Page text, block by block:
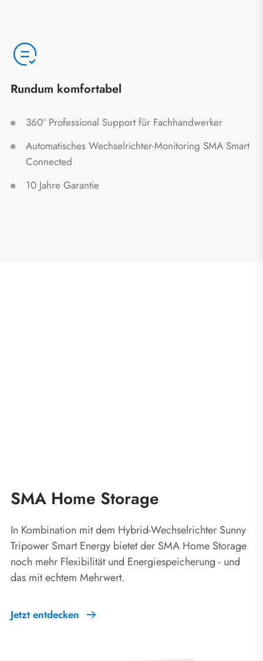
Rundum komfortabel
360° Professional Support für Fachhandwerker
Automatisches Wechselrichter-Monitoring SMA Smart
Connected
10 Jahre Garantie
SMA Home Storage
In Kombination mit dem Hybrid-Wechselrichter Sunny
Tripower Smart Energy bietet der SMA Home Storage
noch mehr Flexibilität und Energiespeicherung - und
das mit echtem Mehrwert.
Jetzt entdecken